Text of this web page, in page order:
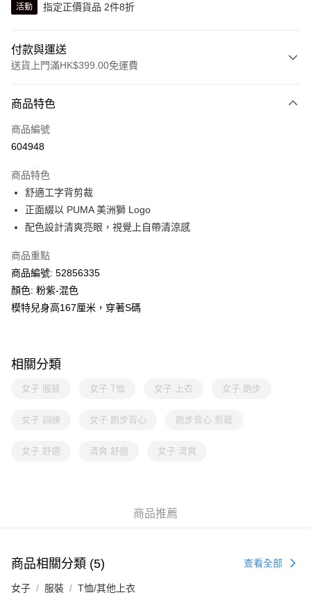
活動 指定正價貨品 2件8折
付款與運送
送貨上門滿HK$399.00免運費
信用卡
線上付款
Alipay, PayMe, WeChat Pay, UnionPay, FPS
送貨方式
單筆訂單淨值滿$399可享免運費優惠
每筆HK$30.00，滿HK$399.00或以上免運費
滿$599可享澳門免運費優惠
商品特色
商品編號
604948
商品特色
舒適工字背剪裁
正面綴以 PUMA 美洲獅 Logo
配色設計清爽亮眼，視覺上自帶清涼感
商品重點
商品編號: 52856335
顏色: 粉紫-混色
模特兒身高167厘米，穿著S碼
相關分類
女子 服裝 女子 T恤 女子 上衣 女子 跑步
女子 訓練 女子 跑步背心 跑步背心 剪裁
女子 舒適 清爽 舒適 女子 清爽
商品推薦
商品相關分類 (5) 查看全部
女子 服裝 T恤/其他上衣